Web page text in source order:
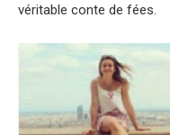
véritable conte de fées.